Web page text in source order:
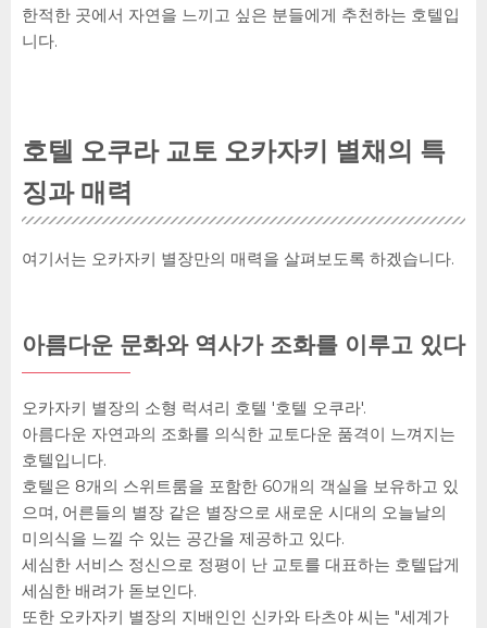
한적한 곳에서 자연을 느끼고 싶은 분들에게 추천하는 호텔입
니다.
호텔 오쿠라 교토 오카자키 별채의 특
징과 매력
여기서는 오카자키 별장만의 매력을 살펴보도록 하겠습니다.
아름다운 문화와 역사가 조화를 이루고 있다
오카자키 별장의 소형 럭셔리 호텔 '호텔 오쿠라'.
아름다운 자연과의 조화를 의식한 교토다운 품격이 느껴지는
호텔입니다.
호텔은 8개의 스위트룸을 포함한 60개의 객실을 보유하고 있
으며, 어른들의 별장 같은 별장으로 새로운 시대의 오늘날의
미의식을 느낄 수 있는 공간을 제공하고 있다.
세심한 서비스 정신으로 정평이 난 교토를 대표하는 호텔답게
세심한 배려가 돋보인다.
또한 오카자키 별장의 지배인인 신카와 타츠야 씨는 "세계가